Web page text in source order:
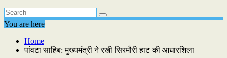
You are here
Home
पांवटा साहिब: मुख्यमंत्री ने रखी सिरमौरी हाट की आधारशिला